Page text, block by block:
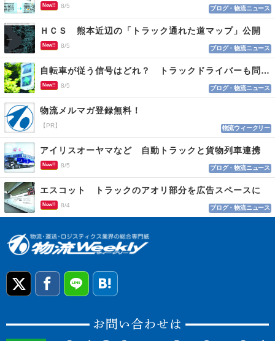
New!! 8/5 ブログ・物流ニュース
ＨＣＳ 熊本近辺の「トラック通れた道マップ」公開
New!! 8/5 ブログ・物流ニュース
自転車が従う信号はどれ？ トラックドライバーも問われる認識
New!! 8/5 ブログ・物流ニュース
物流メルマガ登録無料！
【PR】 物流ウィークリー
アイリスオーヤマなど 自動トラックと貨物列車連携
New!! 8/5 ブログ・物流ニュース
エスコット トラックのアオリ部分を広告スペースに
New!! 8/4 ブログ・物流ニュース